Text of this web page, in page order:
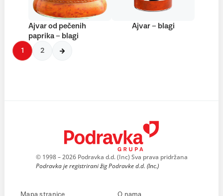
Ajvar od pečenih
paprika – blagi
Ajvar – blagi
1 2
© 1998 – 2026 Podravka d.d. (Inc) Sva prava pridržana
Podravka je registrirani žig Podravke d.d. (Inc.)
Mapa stranice O nama